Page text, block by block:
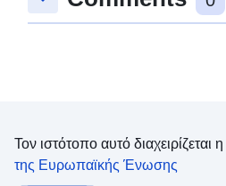
Τον ιστότοπο αυτό διαχειρίζεται η
της Ευρωπαϊκής Ένωσης